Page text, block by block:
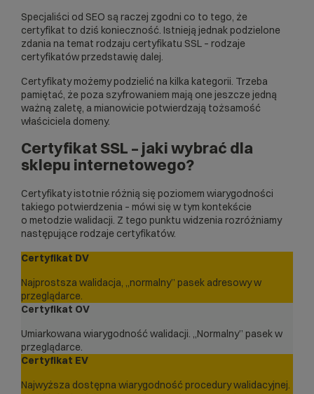
Specjaliści od SEO są raczej zgodni co to tego, że
certyfikat to dziś konieczność. Istnieją jednak podzielone
zdania na temat rodzaju certyfikatu SSL – rodzaje
certyfikatów przedstawię dalej.
Certyfikaty możemy podzielić na kilka kategorii. Trzeba
pamiętać, że poza szyfrowaniem mają one jeszcze jedną
ważną zaletę, a mianowicie potwierdzają tożsamość
właściciela domeny.
Certyfikat SSL – jaki wybrać dla
sklepu internetowego?
Certyfikaty istotnie różnią się poziomem wiarygodności
takiego potwierdzenia – mówi się w tym kontekście
o metodzie walidacji. Z tego punktu widzenia rozróżniamy
następujące rodzaje certyfikatów.
Certyfikat DV
Najprostsza walidacja, „normalny” pasek adresowy w
przeglądarce.
Certyfikat OV
Umiarkowana wiarygodność walidacji. „Normalny” pasek w
przeglądarce.
Certyfikat EV
Najwyższa dostępna wiarygodność procedury walidacyjnej.